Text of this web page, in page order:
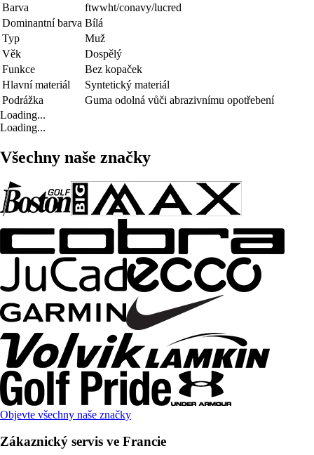
Barva
ftwwht/conavy/lucred
Dominantní barva Bílá
Typ
Muž
Věk
Dospělý
Funkce
Bez kopaček
Hlavní materiál
Syntetický materiál
Podrážka
Guma odolná vůči abrazivnímu opotřebení
Loading...
Loading...
Všechny naše značky
Objevte všechny naše značky
Zákaznický servis ve Francie